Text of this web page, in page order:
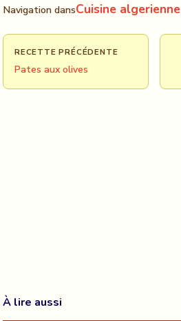
Navigation dansCuisine algerienne
RECETTE PRÉCÉDENTE
Pates aux olives
À lire aussi